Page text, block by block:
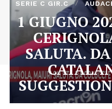
SERIE C GIR.C
1 GIUGNO
SALUTA.